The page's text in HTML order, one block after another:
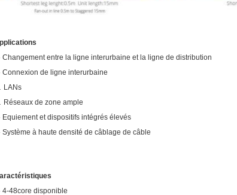
Changement entre la ligne interurbaine et la ligne de distribution
Connexion de ligne interurbaine
LANs
Réseaux de zone ample
Equiement et dispositifs intégrés élevés
Système à haute densité de câblage de câble
4-48core disponible